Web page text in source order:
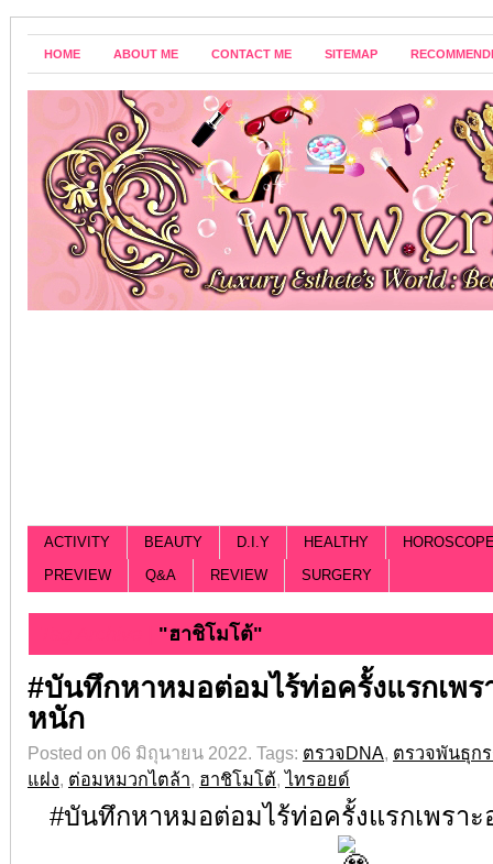
HOME ABOUT ME CONTACT ME SITEMAP
ACTIVITY BEAUTY D.I.Y HEALTHY
PREVIEW
Q&A REVIEW SURGERY
"ฮาชิโมโต้"
#บันทึกหาหมอต่อมไร้ท่อครั้งแรกเพร
หนัก
Posted on 06 มิถุนายน 2022. Tags: ตรวจDNA, ตรวจพันธุก
แฝง, ต่อมหมวกไตล้า, ฮาชิโมโต้,ไทรอยด์
#บันทึกหาหมอต่อมไร้ท่อครั้งแรกเพรา